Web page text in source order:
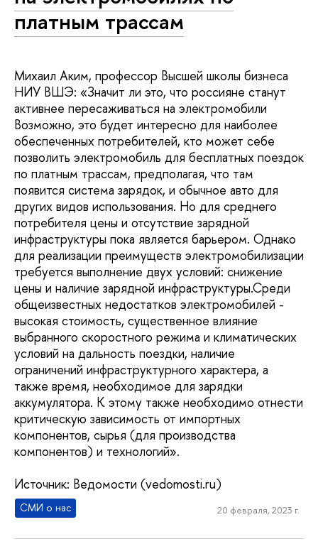
платным трассам
Михаил Аким, профессор Высшей школы бизнеса
НИУ ВШЭ: «Значит ли это, что россияне станут
активнее пересаживаться на электромобили
Возможно, это будет интересно для наиболее
обеспеченных потребителей, кто может себе
позволить электромобиль для бесплатных поездок
по платным трассам, предполагая, что там
появится система зарядок, и обычное авто для
других видов использования. Но для среднего
потребителя цены и отсутствие зарядной
инфраструктуры пока является барьером. Однако
для реализации преимуществ электромобилизации
требуется выполнение двух условий: снижение
цены и наличие зарядной инфраструктуры.Среди
общеизвестных недостатков электромобилей -
высокая стоимость, существенное влияние
выбранного скоростного режима и климатических
условий на дальность поездки, наличие
ограничений инфраструктурного характера, а
также время, необходимое для зарядки
аккумулятора. К этому также необходимо отнести
критическую зависимость от импортных
компонентов, сырья (для производства
компонентов) и технологий».
Источник: Ведомости (vedomosti.ru)
СМИ о нас 20 февраля, 2023 г.